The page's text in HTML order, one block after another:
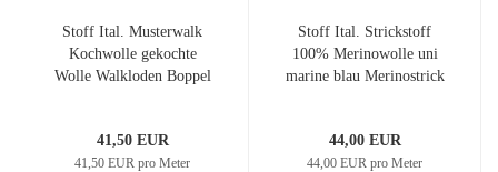
Stoff Ital. Musterwalk
Kochwolle gekochte
Wolle Walkloden Boppel
Mantelstoff
41,50 EUR
41,50 EUR pro Meter
Stoff Ital. Strickstoff
100% Merinowolle uni
marine blau Merinostrick
44,00 EUR
44,00 EUR pro Meter